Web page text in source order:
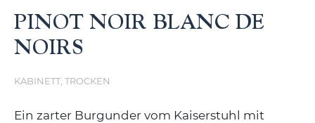
PINOT NOIR BLANC DE
NOIRS
KABINETT, TROCKEN
Ein zarter Burgunder vom Kaiserstuhl mit